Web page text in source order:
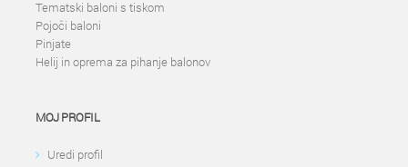
Tematski baloni s tiskom
Pojoči baloni
Pinjate
Helij in oprema za pihanje balonov
MOJ PROFIL
Uredi profil